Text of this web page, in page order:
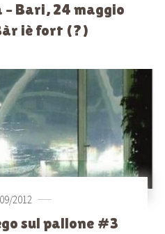
Bari, 24 maggio
iè fort (?)
2012
sul pallone #3